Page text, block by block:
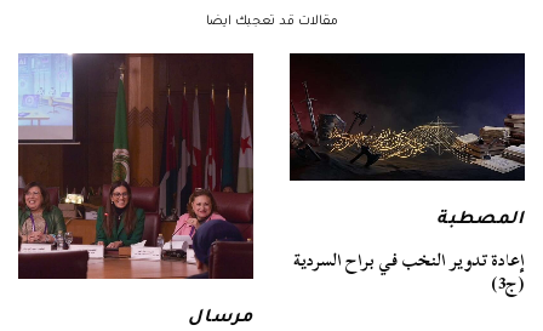
مقالات قد تعجبك ايضا
المصطبة
إعادة تدوير النخب في براح السردية
(ج3)
مرسال